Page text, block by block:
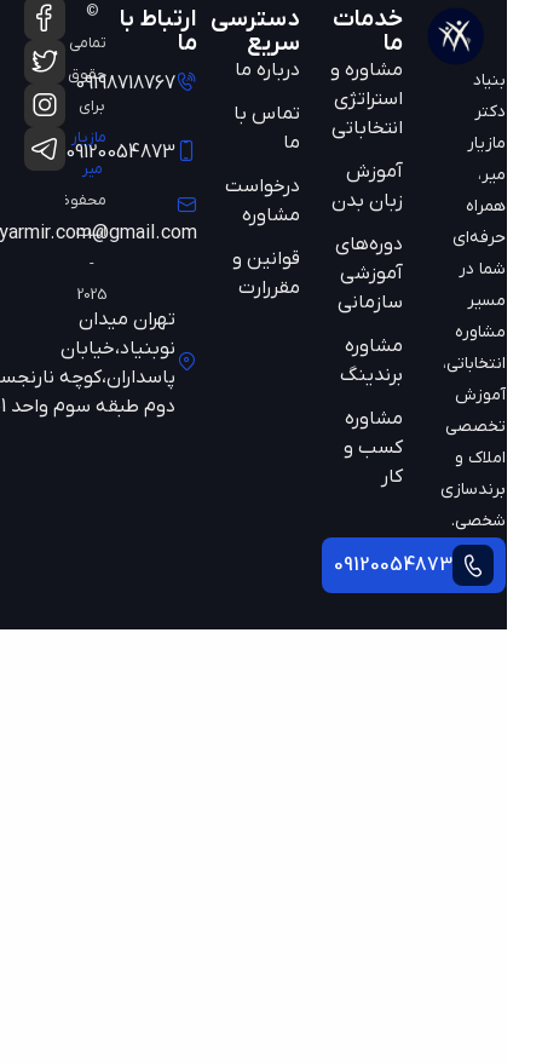
مازیار
همراه
حرفه‌ای
شما در
مسیر
مشاوره
انتخاباتی،
آموزش
تخصصی
املاک و
برندسازی
شخصی.
09120054873
خدمات
مشاوره و
استراتژی
انتخاباتی
آموزش
زبان بدن
دوره‌های
آموزشی
سازمانی
مشاوره
برندینگ
مشاوره
کسب و
دسترسی
سریع
درباره ما
تماس با
ما
درخواست
مشاوره
قوانین و
مقررارت
ارتباط با
09198718767
09120054873
mazyarmir.com@gmail.com
تهران میدان
نوبنیاد،خیابان
پاسداران،کوچه نارنجستان
دوم طبقه سوم واحد 301
©
تمامی
حقوق
محفوظ
است